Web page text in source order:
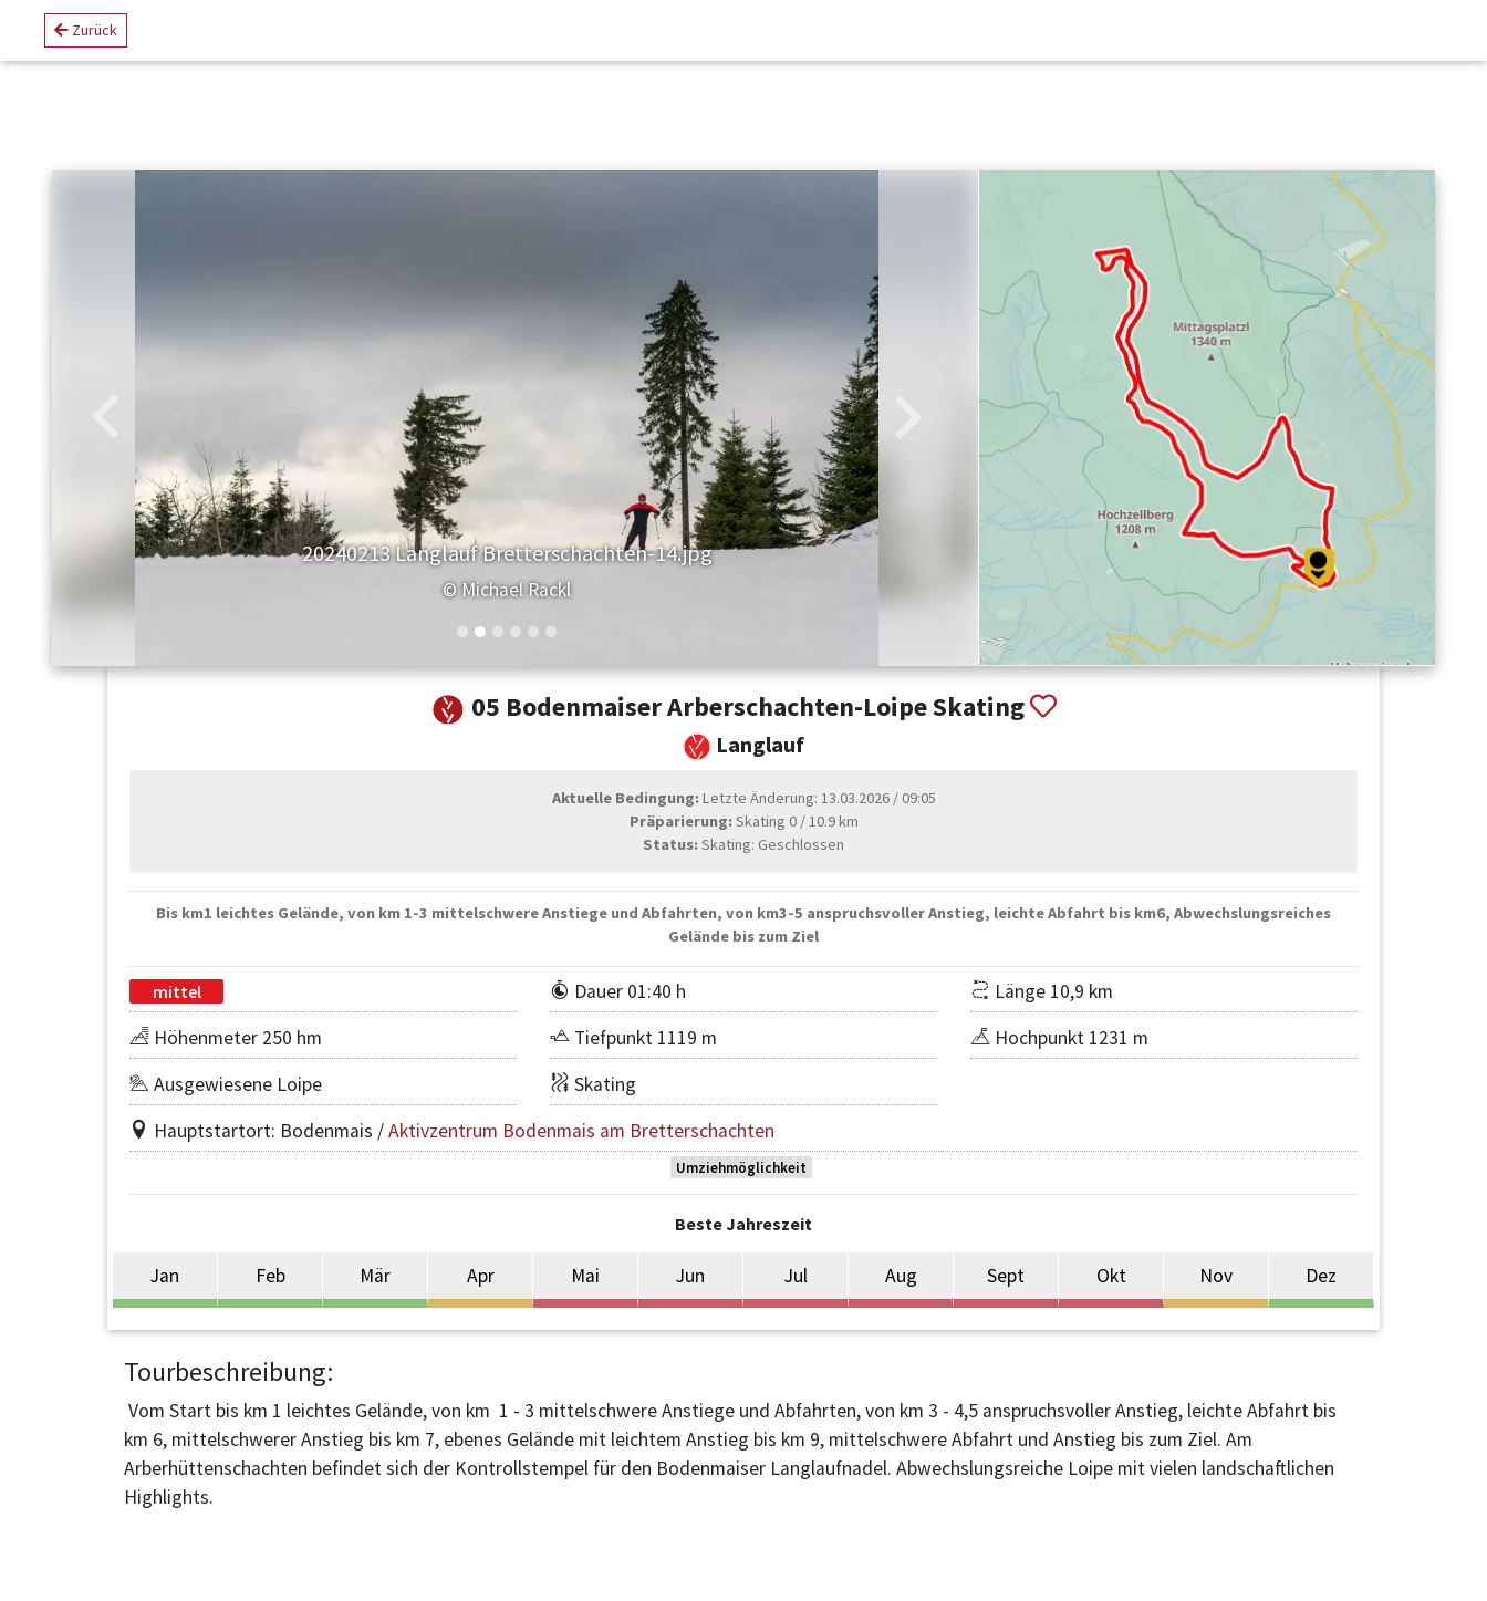
Zurück
Langlaufen Bretterschachten
© woidlife
05 Bodenmaiser Arberschachten-Loipe Skating
Langlauf
Aktuelle Bedingung: Letzte Änderung: 13.03.2026 / 09:05
Präparierung: Skating 0 / 10.9 km
Status: Skating: Geschlossen
Bis km1 leichtes Gelände, von km 1-3 mittelschwere Anstiege und Abfahrten, von km3-5 anspruchsvoller Anstieg, leichte Abfahrt bis km6, Abwechslungsreiches
Gelände bis zum Ziel
mittel Dauer 01:40 h
Länge 10,9 km
Höhenmeter 250 hm
Tiefpunkt 1119 m
Hochpunkt 1231 m
Ausgewiesene Loipe
Skating
Hauptstartort: Bodenmais /Aktivzentrum Bodenmais am Bretterschachten
Umziehmöglichkeit
Beste Jahreszeit
Jan Feb Mär Apr Mai Jun Jul Aug Sept Okt Nov Dez
Tourbeschreibung:
Vom Start bis km 1 leichtes Gelände, von km 1 - 3 mittelschwere Anstiege und Abfahrten, von km 3 - 4,5 anspruchsvoller Anstieg, leichte Abfahrt bis
km 6, mittelschwerer Anstieg bis km 7, ebenes Gelände mit leichtem Anstieg bis km 9, mittelschwere Abfahrt und Anstieg bis zum Ziel. Am
Arberhüttenschachten befindet sich der Kontrollstempel für den Bodenmaiser Langlaufnadel. Abwechslungsreiche Loipe mit vielen landschaftlichen
Highlights.